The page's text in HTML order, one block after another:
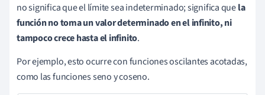
no significa que el límite sea indeterminado; significa quela
función no toma un valor determinado en el infinito, ni
tampoco crece hasta el infinito.
Por ejemplo, esto ocurre con funciones oscilantes acotadas,
como las funciones seno y coseno.